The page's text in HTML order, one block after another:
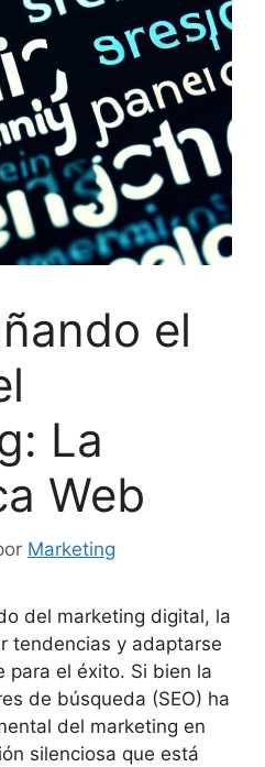
el
La
Web
Marketing
del marketing digital, la
tendencias y adaptarse
para el éxito. Si bien la
de búsqueda (SEO) ha
del marketing en
silenciosa que está